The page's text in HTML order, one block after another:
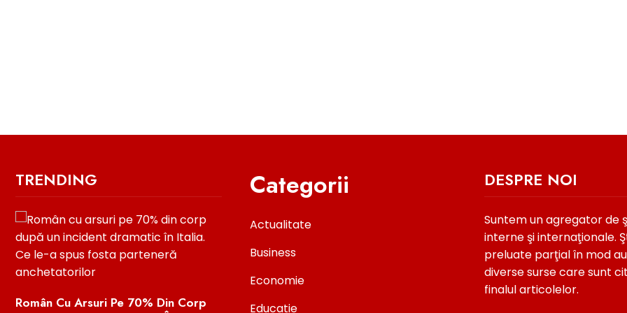
TRENDING
Român Cu Arsuri Pe 70% Din Corp
Avertisment De La Bruxelles: Comisia
Decizie Crucială Pentru Mediu:
Categorii
Actualitate
Business
Economie
Educatie
DESPRE NOI
Suntem un agregator de
interne şi internaţionale.
preluate parţial în mod
diverse surse care sunt
finalul articolelor.